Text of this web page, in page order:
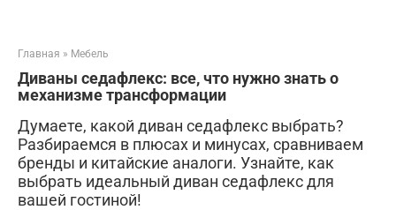
Главная » Мебель
Диваны седафлекс: все, что нужно знать о
механизме трансформации
Думаете, какой диван седафлекс выбрать?
Разбираемся в плюсах и минусах, сравниваем
бренды и китайские аналоги. Узнайте, как
выбрать идеальный диван седафлекс для
вашей гостиной!